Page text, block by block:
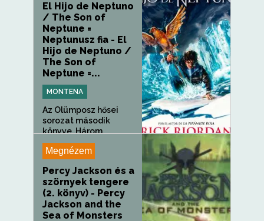
El Hijo de Neptuno
/ The Son of
Neptune =
Neptunusz fia - El
Hijo de Neptuno /
The Son of
Neptune =...
MONTENA
Az Olümposz hősei
sorozat második
könyve. Három...
Megnézem
Percy Jackson és a
szörnyek tengere
(2. könyv) - Percy
Jackson and the
Sea of Monsters